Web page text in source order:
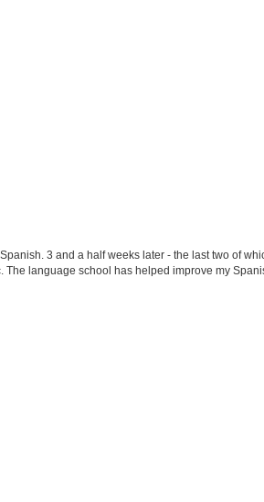
3 and a half weeks later - the last two of
language school has helped improve my